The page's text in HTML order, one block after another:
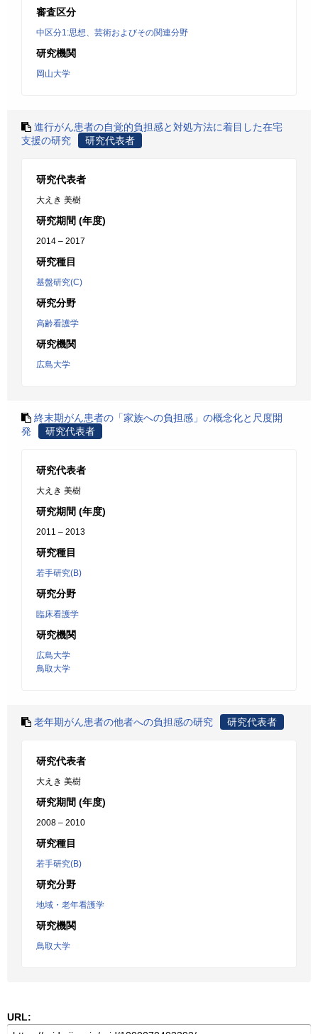
審査区分
中区分1:思想、芸術およびその関連分野
研究機関
岡山大学
進行がん患者の自覚的負担感と対処方法に着目した在宅
支援の研究
研究代表者
研究代表者
大えき 美樹
研究期間 (年度)
2014 – 2017
研究種目
基盤研究(C)
研究分野
高齢看護学
研究機関
広島大学
終末期がん患者の「家族への負担感」の概念化と尺度開
発
研究代表者
研究代表者
大えき 美樹
研究期間 (年度)
2011 – 2013
研究種目
若手研究(B)
研究分野
臨床看護学
研究機関
広島大学
鳥取大学
老年期がん患者の他者への負担感の研究 研究代表者
研究代表者
大えき 美樹
研究期間 (年度)
2008 – 2010
研究種目
若手研究(B)
研究分野
地域・老年看護学
研究機関
鳥取大学
URL: